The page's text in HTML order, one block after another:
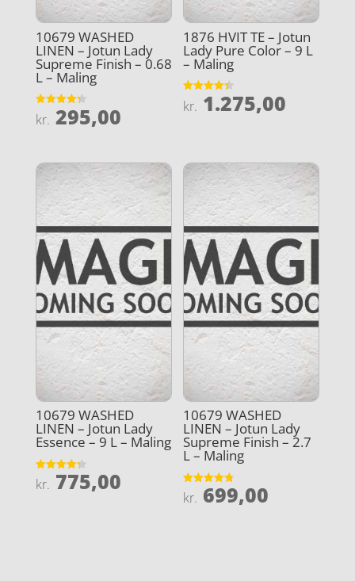
10679 WASHED
LINEN – Jotun Lady
Supreme Finish – 0.68
L – Maling
Vurderet
4.3
kr. 295,00
1876 HVIT TE – Jotun
Lady Pure Color – 9 L
– Maling
Vurderet
4.4
kr. 1.275,00
10679 WASHED
LINEN – Jotun Lady
Essence – 9 L – Maling
Vurderet
4.3
kr. 775,00
10679 WASHED
LINEN – Jotun Lady
Supreme Finish – 2.7
L – Maling
Vurderet
4.8
kr. 699,00